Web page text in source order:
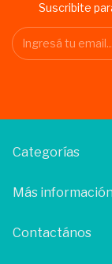
Suscribite
Categorías
Más información
Contactános